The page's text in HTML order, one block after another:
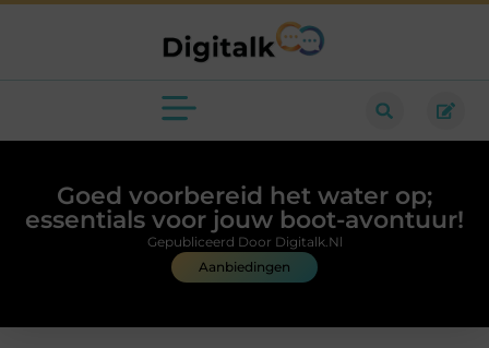
Goed voorbereid het water op;
essentials voor jouw boot-avontuur!
Aanbiedingen
Gepubliceerd Door Digitalk.nl